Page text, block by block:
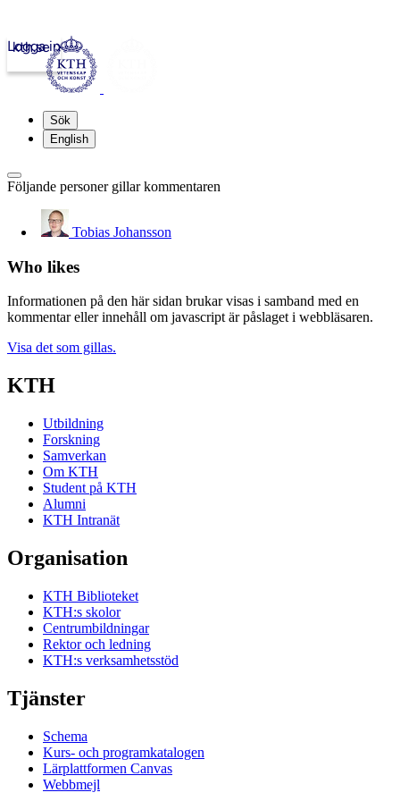
kth.se
Logga in
Sök
English
Följande personer gillar kommentaren
Tobias Johansson
Who likes
Informationen på den här sidan brukar visas i samband med en
kommentar eller innehåll om javascript är påslaget i webbläsaren.
Visa det som gillas.
KTH
Utbildning
Forskning
Samverkan
Om KTH
Student på KTH
Alumni
KTH Intranät
Organisation
KTH Biblioteket
KTH:s skolor
Centrumbildningar
Rektor och ledning
KTH:s verksamhetsstöd
Tjänster
Schema
Kurs- och programkatalogen
Lärplattformen Canvas
Webbmejl